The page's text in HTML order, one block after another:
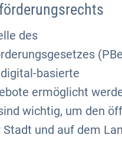
des
basierte
ermöglicht
wichtig, um den
und auf dem